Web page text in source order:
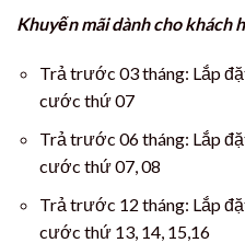
Khuyến mãi dành cho khách
Trả trước 03 tháng: Lắp
cước thứ 07
Trả trước 06 tháng: Lắp
cước thứ 07, 08
Trả trước 12 tháng: Lắp
cước thứ 13, 14, 15,16